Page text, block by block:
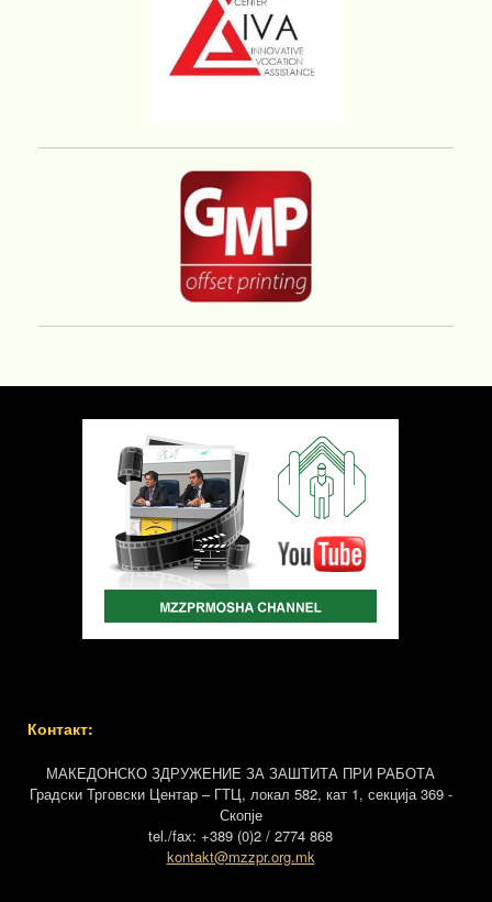
Контакт:
МАКЕДОНСКО ЗДРУЖЕНИЕ ЗА ЗАШТИТА ПРИ РАБОТА
Градски Трговски Центар – ГТЦ, локал 582, кат 1, секција 369 -
Скопје
tel./fax: +389 (0)2 / 2774 868
kontakt@mzzpr.org.mk